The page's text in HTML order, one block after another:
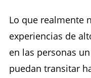
Lo que realmente
experiencias de
en las personas
puedan transitar